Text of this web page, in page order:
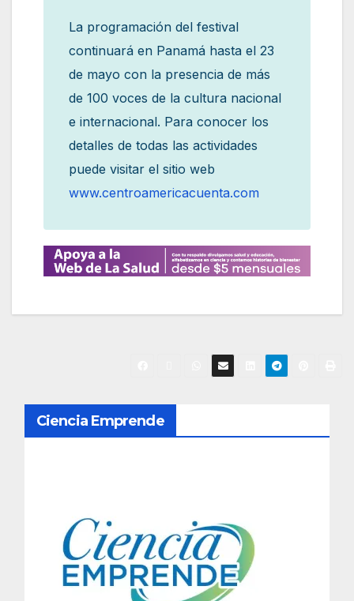
La programación del festival
continuará en Panamá hasta el 23
de mayo con la presencia de más
de 100 voces de la cultura nacional
e internacional. Para conocer los
detalles de todas las actividades
puede visitar el sitio web
www.centroamericacuenta.com
N
a
Ciencia Emprende